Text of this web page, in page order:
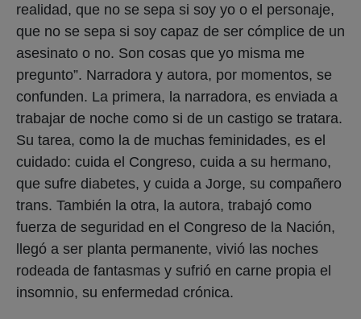
realidad, que no se sepa si soy yo o el personaje,
que no se sepa si soy capaz de ser cómplice de un
asesinato o no. Son cosas que yo misma me
pregunto”. Narradora y autora, por momentos, se
confunden. La primera, la narradora, es enviada a
trabajar de noche como si de un castigo se tratara.
Su tarea, como la de muchas feminidades, es el
cuidado: cuida el Congreso, cuida a su hermano,
que sufre diabetes, y cuida a Jorge, su compañero
trans. También la otra, la autora, trabajó como
fuerza de seguridad en el Congreso de la Nación,
llegó a ser planta permanente, vivió las noches
rodeada de fantasmas y sufrió en carne propia el
insomnio, su enfermedad crónica.